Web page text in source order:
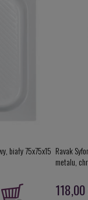
biały 75x75x15 Ravak
metalu,
118,00